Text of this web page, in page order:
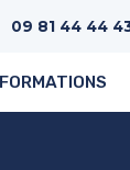
09 81 44 44
FORMATIONS